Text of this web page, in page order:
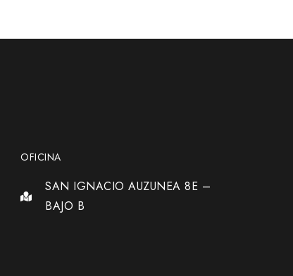
OFICINA
SAN IGNACIO AUZUNEA 8E –
BAJO B